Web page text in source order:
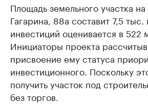
Площадь земельного участка на
Гагарина, 88а составит 7,5
инвестиций оценивается в 522
Инициаторы проекта
присвоение ему статуса
инвестиционного. Поскольку
получить участок под
без торгов.